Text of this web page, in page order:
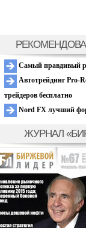
Самый правдивый
Автотрейдинг Pro-
трейдеров бесплатно
Nord FX лучший
ЖУРНАЛ